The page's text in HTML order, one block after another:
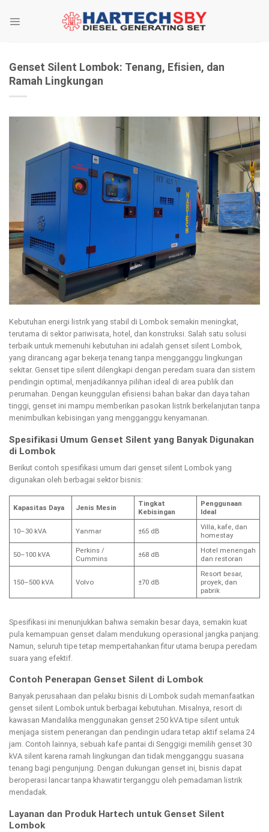
Genset Silent Lombok: Tenang, Efisien, dan
Ramah Lingkungan
Kebutuhan energi listrik yang stabil di Lombok semakin meningkat,
terutama di sektor pariwisata, hotel, dan konstruksi. Salah satu solusi
terbaik untuk memenuhi kebutuhan ini adalah genset silent Lombok,
yang dirancang agar bekerja tenang tanpa mengganggu lingkungan
sekitar. Genset tipe silent dilengkapi dengan peredam suara dan sistem
pendingin optimal, menjadikannya pilihan ideal di area publik dan
perumahan. Dengan keunggulan efisiensi bahan bakar dan daya tahan
tinggi, genset ini mampu memberikan pasokan listrik berkelanjutan tanpa
menimbulkan kebisingan yang mengganggu kenyamanan.
Spesifikasi Umum Genset Silent yang Banyak Digunakan
di Lombok
Berikut contoh spesifikasi umum dari genset silent Lombok yang
digunakan oleh berbagai sektor bisnis:
Kapasitas Daya Jenis Mesin
Tingkat
Kebisingan
Penggunaan
Ideal
10–30 kVA Yanmar ±65 dB
Villa, kafe, dan
homestay
50–100 kVA
Perkins /
Cummins
±68 dB
Hotel menengah
dan restoran
150–500 kVA Volvo ±70 dB
Resort besar,
proyek, dan
pabrik
Spesifikasi ini menunjukkan bahwa semakin besar daya, semakin kuat
pula kemampuan genset dalam mendukung operasional jangka panjang.
Namun, seluruh tipe tetap mempertahankan fitur utama berupa peredam
suara yang efektif.
Contoh Penerapan Genset Silent di Lombok
Banyak perusahaan dan pelaku bisnis di Lombok sudah memanfaatkan
genset silent Lombok untuk berbagai kebutuhan. Misalnya, resort di
kawasan Mandalika menggunakan genset 250 kVA tipe silent untuk
menjaga sistem penerangan dan pendingin udara tetap aktif selama 24
jam. Contoh lainnya, sebuah kafe pantai di Senggigi memilih genset 30
kVA silent karena ramah lingkungan dan tidak mengganggu suasana
tenang bagi pengunjung. Dengan dukungan genset ini, bisnis dapat
beroperasi lancar tanpa khawatir terganggu oleh pemadaman listrik
mendadak.
Layanan dan Produk Hartech untuk Genset Silent
Lombok